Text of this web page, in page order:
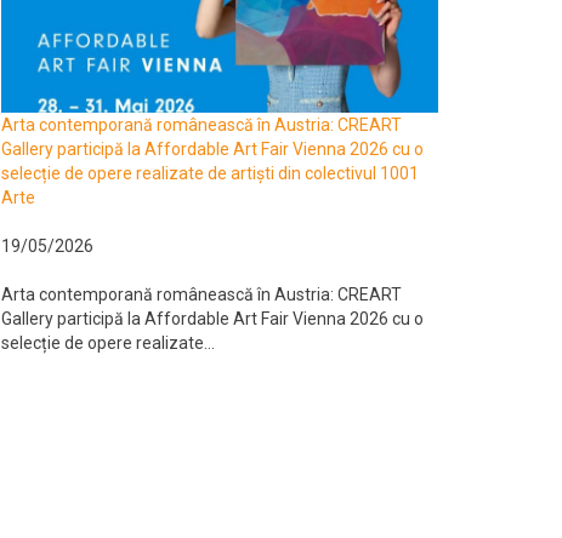
Arta contemporană românească în Austria: CREART
Gallery participă la Affordable Art Fair Vienna 2026 cu o
selecție de opere realizate de artiști din colectivul 1001
Arte
19/05/2026
Arta contemporană românească în Austria: CREART
Gallery participă la Affordable Art Fair Vienna 2026 cu o
selecție de opere realizate...